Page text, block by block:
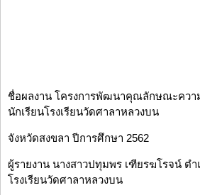
ชื่อผลงาน โครงการพัฒนาคุณลักษณะควา
นักเรียนโรงเรียนวัดศาลาหลวงบน
จังหวัดสงขลา ปีการศึกษา 2562
ผู้รายงาน นางสาวปทุมพร เฑียรฆโรจน์ ต
โรงเรียนวัดศาลาหลวงบน